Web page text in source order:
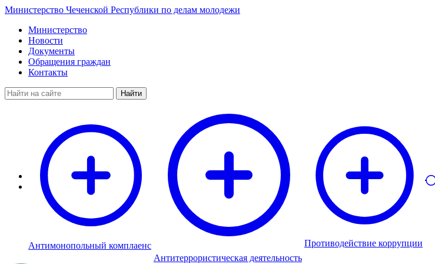
Министерство Чеченской Республики по делам молодежи
Министерство
Новости
Документы
Обращения граждан
Контакты
Найти
Антимонопольный комплаенс
Антитеррористическая деятельность
Противодействие коррупции